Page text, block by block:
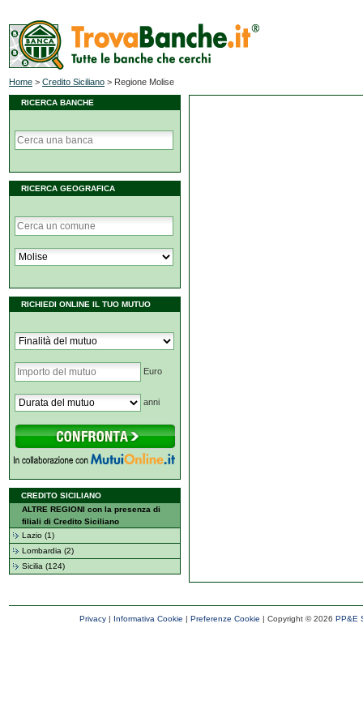
Home > Credito Siciliano > Regione Molise
RICERCA BANCHE
RICERCA GEOGRAFICA
RICHIEDI ONLINE IL TUO MUTUO
Euro
anni
CREDITO SICILIANO
ALTRE REGIONI con la presenza di
filiali di Credito Siciliano
Lazio (1)
Lombardia (2)
Sicilia (124)
Privacy| Informativa Cookie | Preferenze Cookie | Copyright ©2026 PP&E